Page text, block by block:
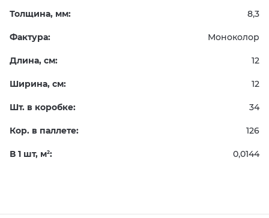
Толщина, мм: 8,3
Фактура: Моноколор
Длина, см: 12
Ширина, см: 12
Шт. в коробке: 34
Кор. в паллете: 126
В 1 шт, м2: 0,0144